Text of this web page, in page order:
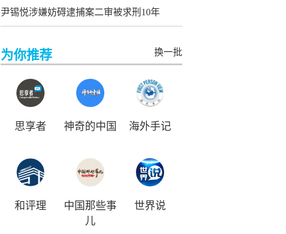
尹锡悦涉嫌妨碍逮捕案二审被求刑10年
为你推荐 换一批
思享者 神奇的中国 海外手记
和评理
中国那些事
儿
世界说